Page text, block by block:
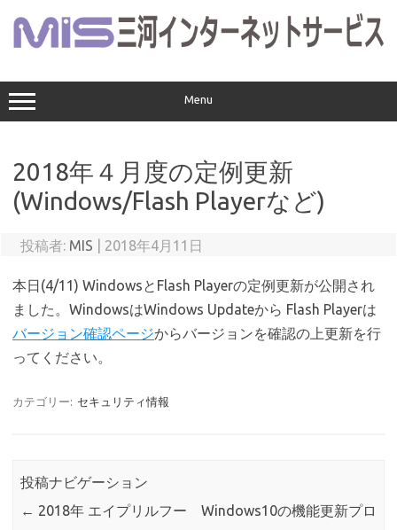
ス
キ
ッ
Menu
2018年４月度の定例更新
(Windows/Flash Playerなど)
投稿者: MIS 2018年4月11日
本日(4/11) WindowsとFlash Playerの定例更新が公開され
ました。WindowsはWindows Updateから Flash Playerは
バージョン確認ページからバージョンを確認の上更新を行
ってください。
カテゴリー: セキュリティ情報
投稿ナビゲーション
← 2018年 エイプリルフー
Windows10の機能更新プロ